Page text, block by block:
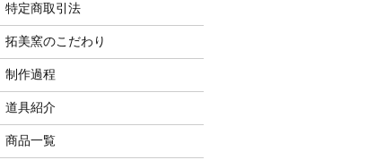
特定商取引法
拓美窯のこだわり
制作過程
道具紹介
商品一覧